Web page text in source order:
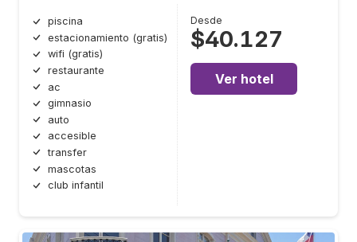
piscina
estacionamiento (gratis)
wifi (gratis)
restaurante
ac
gimnasio
auto
accesible
transfer
mascotas
club infantil
Desde
$40.127
Ver hotel